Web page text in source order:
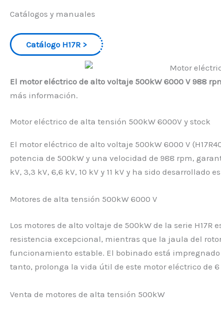
Catálogos y manuales
Catálogo H17R
El motor eléctrico de alto voltaje 500kW 6000 V 988
más información.
Motor eléctrico de alta tensión 500kW 6000V y stock
El motor eléctrico de alto voltaje 500kW 6000 V
potencia de 500kW y una velocidad de 988 rpm,
kV, 3,3 kV, 6,6 kV, 10 kV y 11 kV y ha sido
Motores de alta tensión 500kW 6000 V
Los motores de alto voltaje de 500kW de la serie
resistencia excepcional, mientras que la jaula del
funcionamiento estable. El bobinado está
tanto, prolonga la vida útil de este motor eléctrico de 6
Venta de motores de alta tensión 500kW